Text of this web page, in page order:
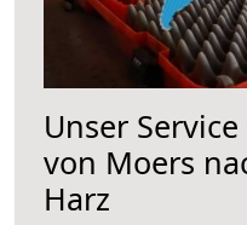
Unser
von Moers
Harz